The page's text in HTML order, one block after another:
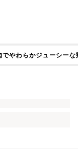
でやわらかジューシー